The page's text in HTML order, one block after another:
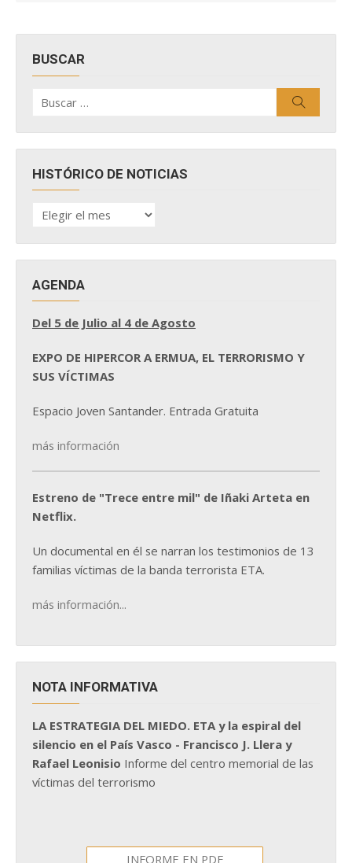
BUSCAR
por:
HISTÓRICO DE NOTICIAS
HISTÓRICO
DE
AGENDA
Del 5 de Julio al 4 de Agosto
EXPO DE HIPERCOR A ERMUA, EL TERRORISMO Y
SUS VÍCTIMAS
Espacio Joven Santander. Entrada Gratuita
más información
Estreno de "Trece entre mil" de Iñaki Arteta en
Netflix.
Un documental en él se narran los testimonios de 13
familias víctimas de la banda terrorista ETA.
más información...
NOTA INFORMATIVA
LA ESTRATEGIA DEL MIEDO. ETA y la espiral del
silencio en el País Vasco - Francisco J. Llera y
Rafael Leonisio Informe del centro memorial de las
víctimas del terrorismo
INFORME EN PDF